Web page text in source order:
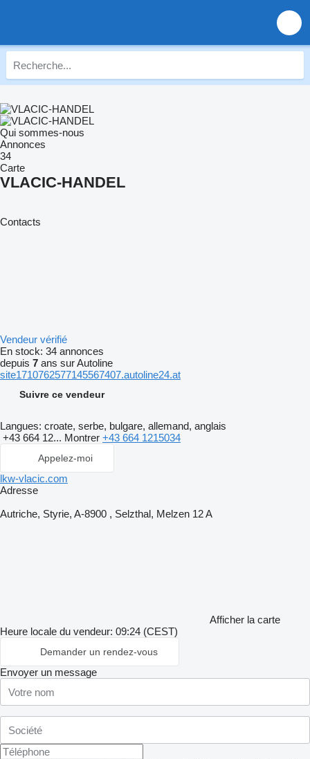
Qui sommes-nous
Annonces
34
Carte
VLACIC-HANDEL
Contacts
Vendeur vérifié
En stock: 34 annonces
depuis 7 ans sur Autoline
site1710762577145567407.autoline24.at
Suivre ce vendeur
Langues: croate, serbe, bulgare, allemand, anglais
+43 664 12... Montrer +43 664 1215034
Appelez-moi
lkw-vlacic.com
Adresse
Autriche, Styrie, A-8900 , Selzthal, Melzen 12 A
Afficher la carte
Heure locale du vendeur: 09:24 (CEST)
Demander un rendez-vous
Envoyer un message